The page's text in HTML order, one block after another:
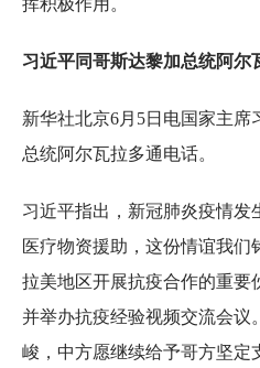
挥积极作用。
习近平同哥斯达黎加总统阿尔
新华社北京6月5日电国家主席
总统阿尔瓦拉多通电话。
习近平指出，新冠肺炎疫情
医疗物资援助，这份情谊我
拉美地区开展抗疫合作的重要
并举办抗疫经验视频交流会议
峻，中方愿继续给予哥方坚定